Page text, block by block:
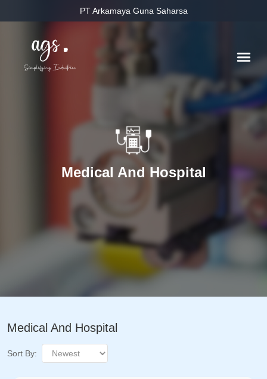
PT Arkamaya Guna Saharsa
Medical And Hospital
Medical And Hospital
Sort By: